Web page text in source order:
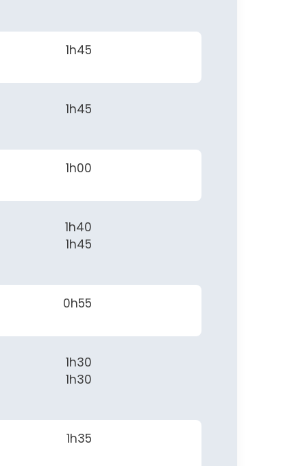
1h45
1h45
1h00
1h40
1h45
0h55
1h30
1h30
1h35